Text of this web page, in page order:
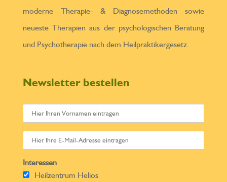
moderne Therapie- & Diagnosemethoden sowie
neueste Therapien aus der psychologischen Beratung
und Psychotherapie nach dem Heilpraktikergesetz.
Newsletter bestellen
Interessen
Heilzentrum Helios